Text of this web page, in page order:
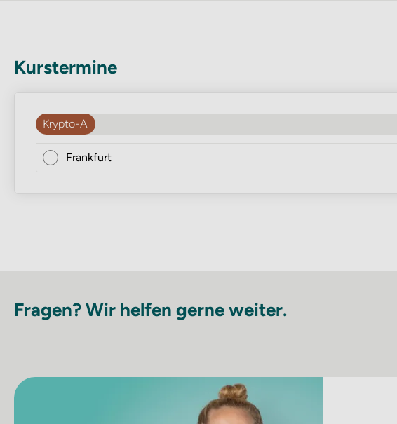
Kurstermine
Krypto-A
Frankfurt
Fragen? Wir helfen gerne weiter.